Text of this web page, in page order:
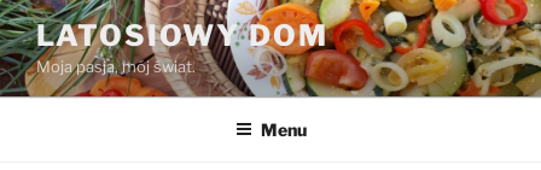
Przejdź
do
treści
LATOSIOWY DOM
Moja pasja, mój świat.
Menu